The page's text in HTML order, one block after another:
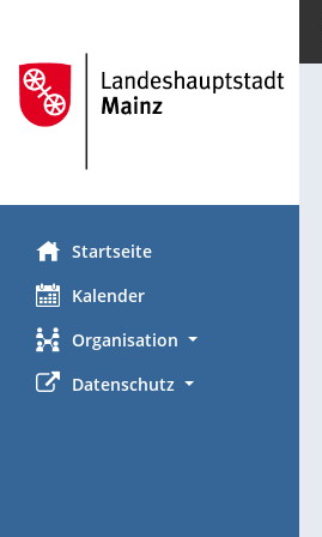
Startseite
Kalender
Organisation
Datenschutz